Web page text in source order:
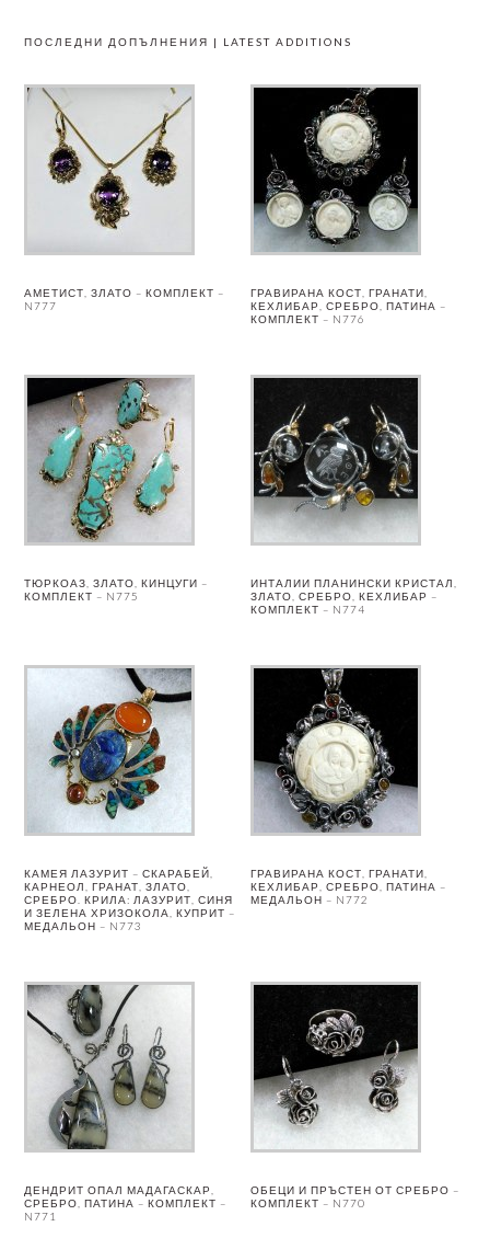
ПОСЛЕДНИ ДОПЪЛНЕНИЯ | LATEST ADDITIONS
АМЕТИСТ, ЗЛАТО – КОМПЛЕКТ –
N777
ГРАВИРАНА КОСТ, ГРАНАТИ,
КЕХЛИБАР, СРЕБРО, ПАТИНА –
КОМПЛЕКТ – N776
ТЮРКОАЗ, ЗЛАТО, КИНЦУГИ –
КОМПЛЕКТ – N775
ИНТАЛИИ ПЛАНИНСКИ КРИСТАЛ,
ЗЛАТО, СРЕБРО, КЕХЛИБАР –
КОМПЛЕКТ – N774
КАМЕЯ ЛАЗУРИТ – СКАРАБЕЙ,
КАРНЕОЛ, ГРАНАТ, ЗЛАТО,
СРЕБРО. КРИЛА: ЛАЗУРИТ, СИНЯ
И ЗЕЛЕНА ХРИЗОКОЛА, КУПРИТ –
МЕДАЛЬОН – N773
ГРАВИРАНА КОСТ, ГРАНАТИ,
КЕХЛИБАР, СРЕБРО, ПАТИНА –
МЕДАЛЬОН – N772
ДЕНДРИТ ОПАЛ МАДАГАСКАР,
СРЕБРО, ПАТИНА – КОМПЛЕКТ –
N771
ОБЕЦИ И ПРЪСТЕН ОТ СРЕБРО –
КОМПЛЕКТ – N770